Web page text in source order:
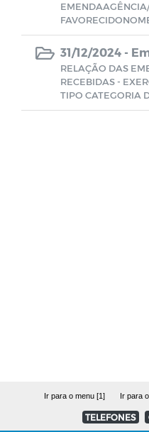
Prestação
PCA - Plano
31/12/2024 -
RELAÇÃO DAS
RECEBIDAS -
TIPO CATEGORIA
Ir para o menu [1] Ir para
TELEFONES